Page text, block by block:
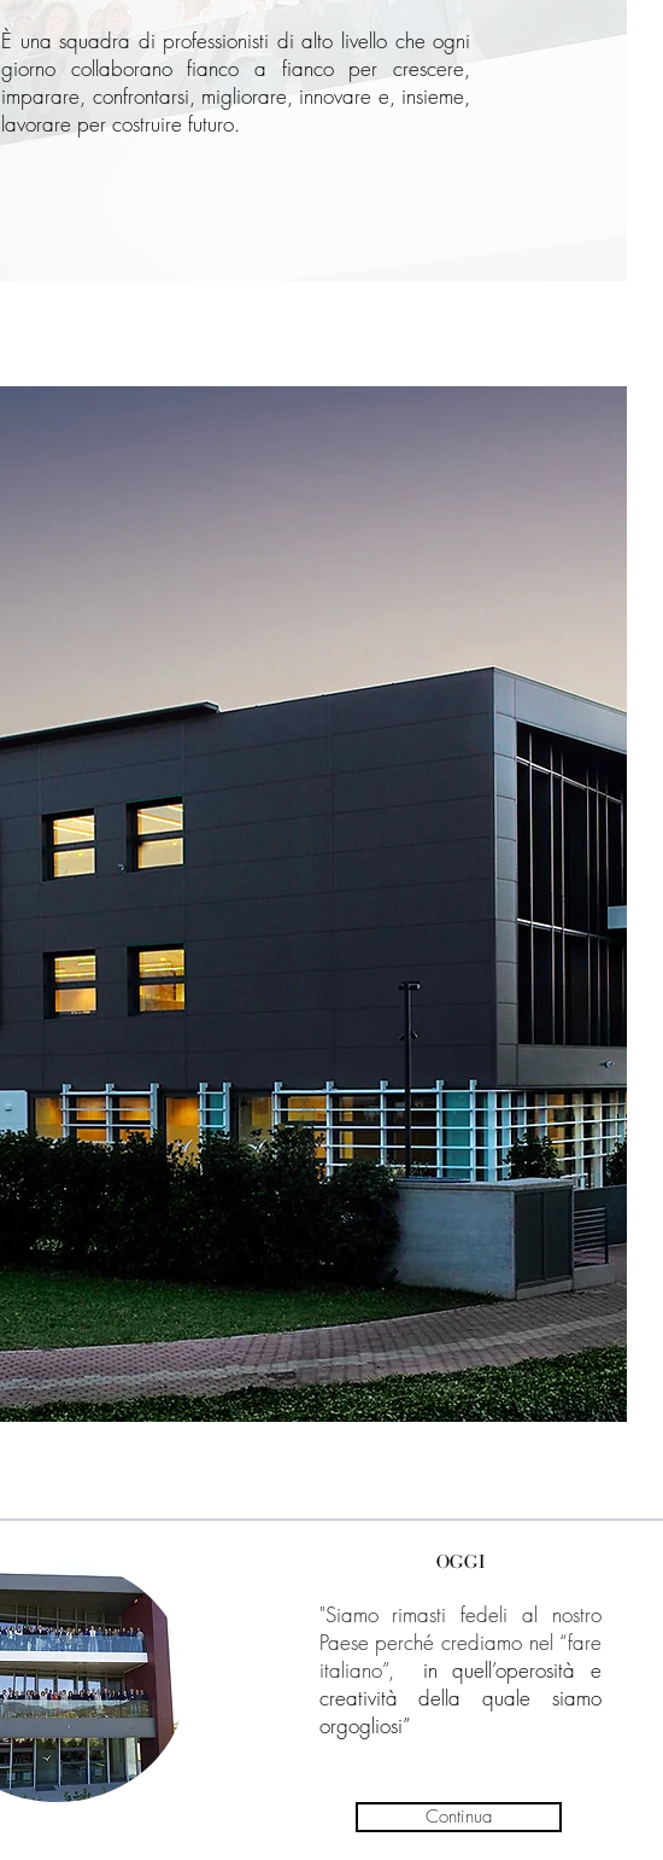
È una squadra di professionisti di alto livello che ogni
giorno collaborano fianco a fianco per crescere,
imparare, confrontarsi, migliorare, innovare e, insieme,
lavorare per costruire futuro.
OGGI
"Siamo rimasti fedeli al nostro
Paese perché crediamo nel “fare
italiano”, in quell’operosità e
creatività della quale siamo
orgogliosi”
Continua